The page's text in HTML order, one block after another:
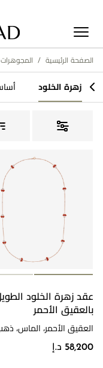
الصفحة الرئيسية / المجوهرات
< زهرة الخلود​
عقد زهرة الخلود
بالعقيق الأحمر
العقيق الأحمر، الماس،
58,200 د.إ
مرحبا بكم في معوّض. كيف
الخيارات أدناه.